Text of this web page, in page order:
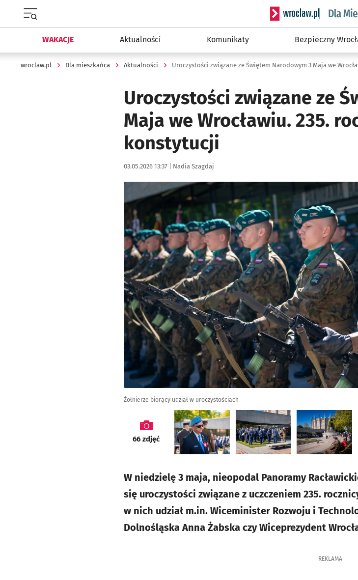
Serwis informacyjny
WAKACJE Aktualności Komunikaty Bezpieczny
wroclaw.pl Dla mieszkańca Aktualności Uroczystości związane ze Świętem Narodowym 3 Maja we
Uroczystości związane ze
Maja we Wrocławiu. 235.
konstytucji
Data publikacji:
03.05.2026 13:37 | Autor:
Nadia Szagdaj
Kliknij, aby zobaczyć galerię
Żołnierze biorący udział w uroczystościach
galeria
66 zdjęć
W niedzielę 3 maja, nieopodal Panoramy
się uroczystości związane z uczczeniem 235.
w nich udział m.in. Wiceminister Rozwoju i
Dolnośląska Anna Żabska czy Wiceprezydent
REKLAMA